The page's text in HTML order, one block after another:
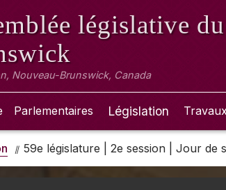
législative
Nouveau-Brunswick, Canada
Parlementaires Législation
59e législature | 2e session | Jour de